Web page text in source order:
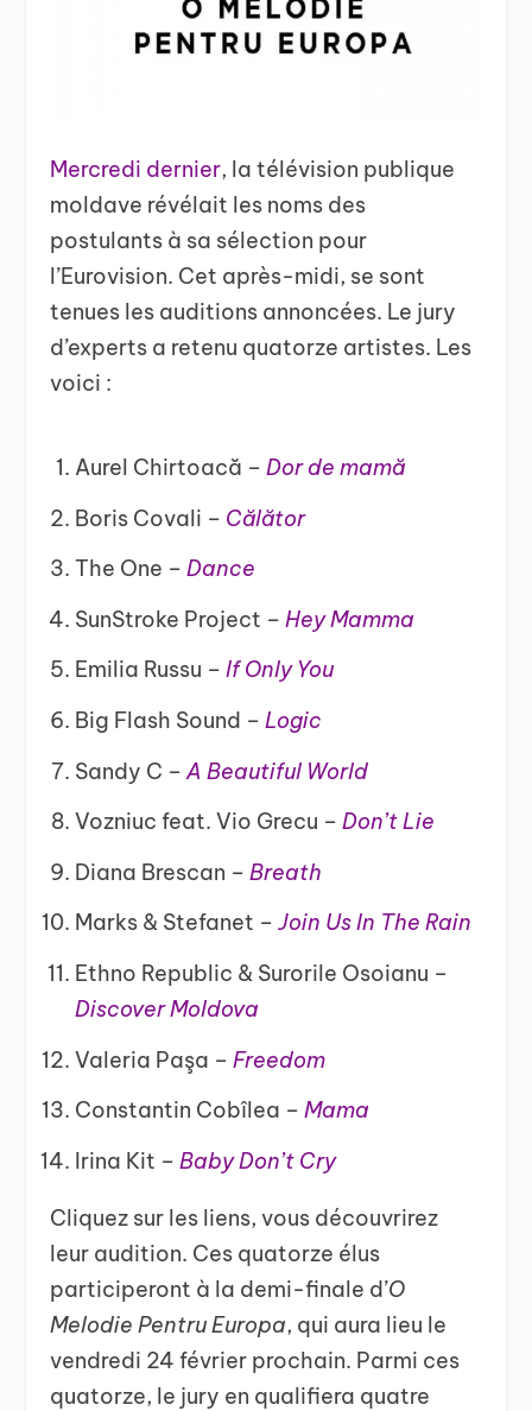
Mercredi dernier, la télévision publique
moldave révélait les noms des
postulants à sa sélection pour
l’Eurovision. Cet après-midi, se sont
tenues les auditions annoncées. Le jury
d’experts a retenu quatorze artistes. Les
voici :
Aurel Chirtoacă – Dor de mamă
Boris Covali – Călător
The One – Dance
SunStroke Project – Hey Mamma
Emilia Russu – If Only You
Big Flash Sound – Logic
Sandy C –A Beautiful World
Vozniuc feat. Vio Grecu – Don’t Lie
Diana Brescan – Breath
Marks & Stefanet – Join Us In The Rain
Ethno Republic & Surorile Osoianu –
Discover Moldova
Valeria Paşa – Freedom
Constantin Cobîlea – Mama
Irina Kit – Baby Don’t Cry
Cliquez sur les liens, vous découvrirez
leur audition. Ces quatorze élus
participeront à la demi-finale d’O
Melodie Pentru Europa, qui aura lieu le
vendredi 24 février prochain. Parmi ces
quatorze, le jury en qualifiera quatre